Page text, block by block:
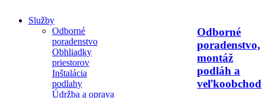
Služby
Odborné
poradenstvo
Obhliadky
priestorov
Inštalácia
podlahy
Údržba a oprava
Odborné
poradenstvo,
montáž
podláh a
veľkoobchod